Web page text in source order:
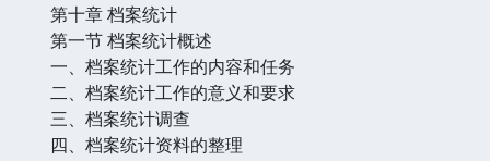
第十章 档案统计
第一节 档案统计概述
一、档案统计工作的内容和任务
二、档案统计工作的意义和要求
三、档案统计调查
四、档案统计资料的整理